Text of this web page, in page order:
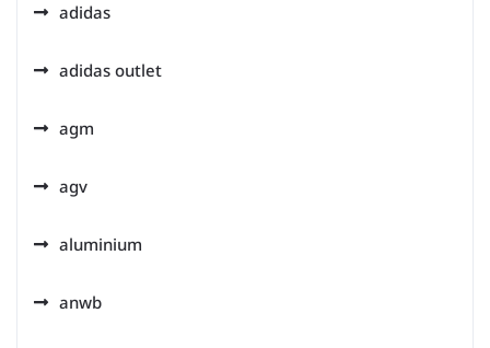
adidas
adidas outlet
agm
agv
aluminium
anwb